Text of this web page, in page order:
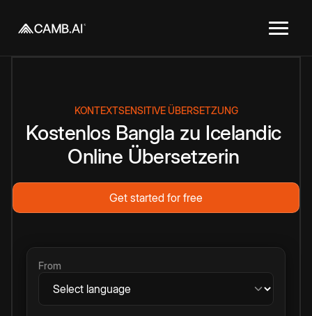
KONTEXTSENSITIVE ÜBERSETZUNG
Kostenlos Bangla zu Icelandic
Online Übersetzerin
Get started for free
From